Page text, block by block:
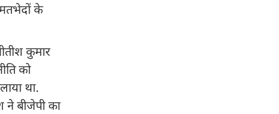
के
कुमार
को
था.
ने बीजेपी का